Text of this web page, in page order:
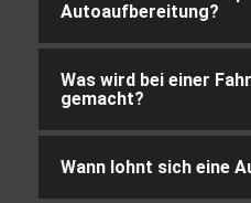
Autoaufbereitung?
Was wird bei einer
gemacht?
Wann lohnt sich eine